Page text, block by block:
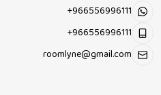
+966556996111
+966556996111
roomlyne@gmail.com